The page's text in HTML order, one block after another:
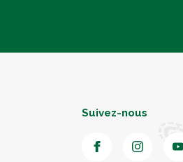
Suivez-nous